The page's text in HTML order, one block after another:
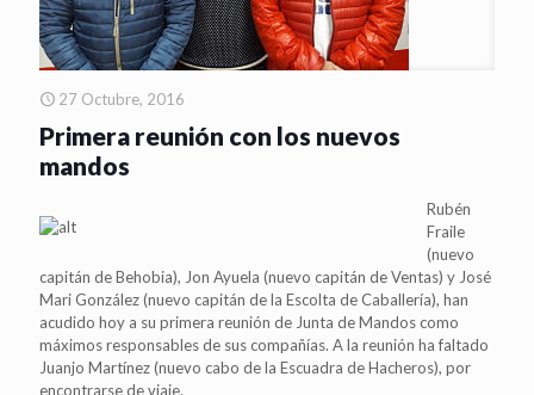
27 Octubre, 2016
Primera reunión con los nuevos
mandos
Rubén
Fraile
(nuevo
capitán de Behobia), Jon Ayuela (nuevo capitán de Ventas) y José
Mari González (nuevo capitán de la Escolta de Caballería), han
acudido hoy a su primera reunión de Junta de Mandos como
máximos responsables de sus compañías. A la reunión ha faltado
Juanjo Martínez (nuevo cabo de la Escuadra de Hacheros), por
encontrarse de viaje.